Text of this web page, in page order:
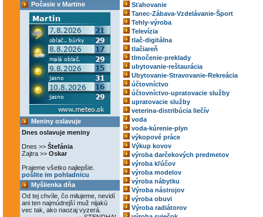
Počasie v Martine
Meniny oslavuje
Dnes oslavuje meniny
Dnes >> Štefánia
Zajtra >> Oskar
Prajeme všetko najlepšie.
pošlite im pohladnicu
Myšlienka dňa
Od tej chvíle, čo milujeme, nevidí
ani ten najmúdrejší muž nijakú
vec tak, ako naozaj vyzerá.
Sťahovanie
Tanec-Zábava-Vzdelávanie-Šport
Tehly-výroba
Televízia
tlač-digitálna
tlačiareň
tlmočenie-preklady
ubytovanie-reštaurácia
Ubytovanie-Stravovanie-Rekreácia
účtovníctvo
účtovníctvo-upratovacie služby
upratovacie služby
veterina-distribúcia liečív
voda
voda-kúrenie-plyn
výkopové práce
Výkup kovov
výroba darčekových predmetov
výroba kľúčov
výroba modelov
výroba nábytku
Výroba nástrojov
výroba obuvi
Výroba radiátorov